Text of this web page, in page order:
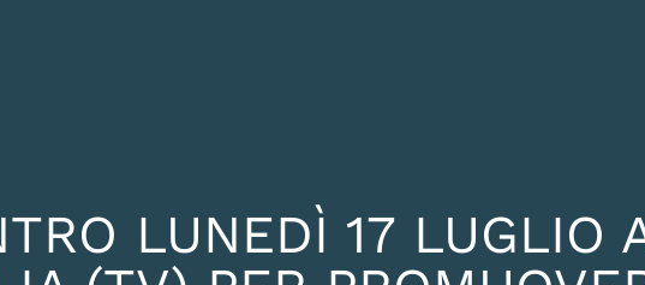
LUNEDÌ 17 LUGLIO